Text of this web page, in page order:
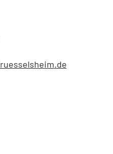
ruesselsheim de